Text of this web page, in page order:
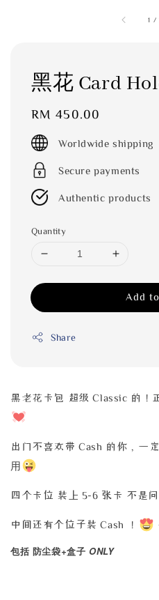
1 /
黑花 Card
Regular
price
RM 450.00
Worldwide shipping
Secure payments
Authentic products
Quantity
Add
Share
黑老花卡包 超级 Classic 的！
出门不喜欢带 Cash 的你，一
用
四个卡位 装上 5-6 张卡 不是
中间还有个位子装 Cash ！
包括 防尘袋+盒子 ONLY